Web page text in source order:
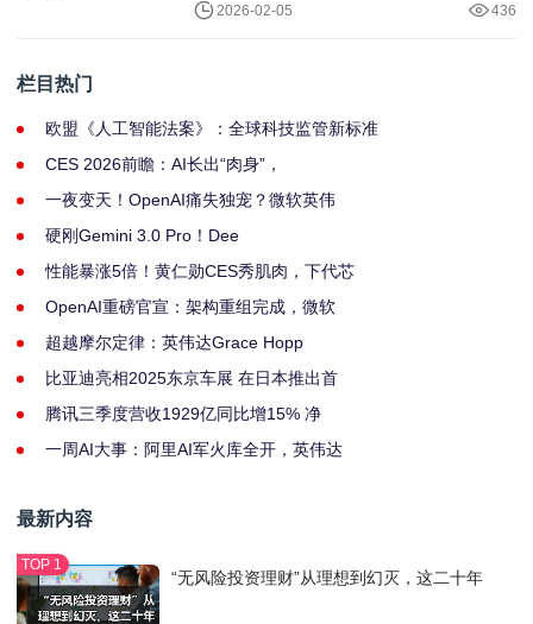
2026-02-05 436
栏目热门
欧盟《人工智能法案》：全球科技监管新标准
CES 2026前瞻：AI长出“肉身”，
一夜变天！OpenAI痛失独宠？微软英伟
硬刚Gemini 3.0 Pro！Dee
性能暴涨5倍！黄仁勋CES秀肌肉，下代芯
OpenAI重磅官宣：架构重组完成，微软
超越摩尔定律：英伟达Grace Hopp
比亚迪亮相2025东京车展 在日本推出首
腾讯三季度营收1929亿同比增15% 净
一周AI大事：阿里AI军火库全开，英伟达
最新内容
“无风险投资理财”从理想到幻灭，这二十年